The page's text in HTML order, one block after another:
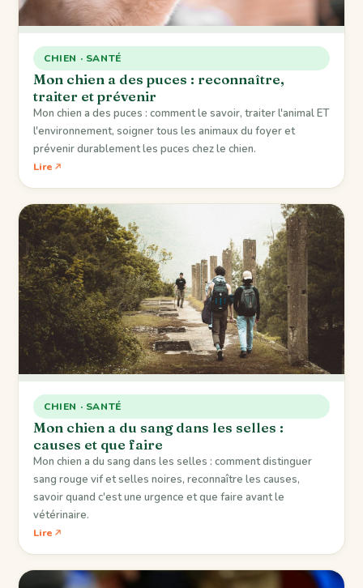
CHIEN · SANTÉ
Mon chien a des puces : reconnaître,
traiter et prévenir
Mon chien a des puces : comment le savoir, traiter l'animal ET
l'environnement, soigner tous les animaux du foyer et
prévenir durablement les puces chez le chien.
Lire
CHIEN · SANTÉ
Mon chien a du sang dans les selles :
causes et que faire
Mon chien a du sang dans les selles : comment distinguer
sang rouge vif et selles noires, reconnaître les causes,
savoir quand c'est une urgence et que faire avant le
vétérinaire.
Lire